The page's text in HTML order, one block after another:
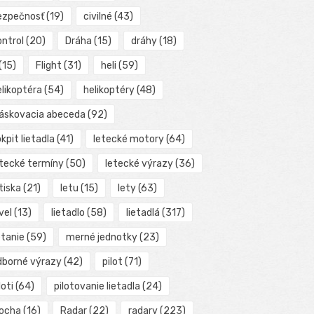
(19) civilné (43)
(20) Dráha (15) dráhy(18)
Flight (31) heli (59)
(54) helikoptéry(48)
abeceda (92)
lietadla (41) letecké motory(64)
termíny(50) letecké výrazy(36)
(21) letu (15) lety(63)
(13) lietadlo (58) lietadlá (317)
(59) merné jednotky(23)
výrazy(42) pilot (71)
(64) pilotovanie lietadla (24)
(16) Radar(22) radary(223)